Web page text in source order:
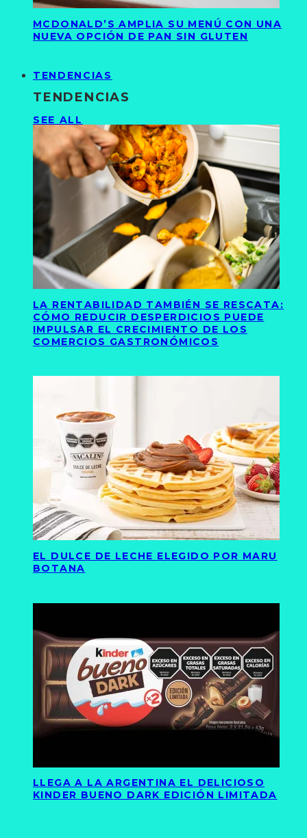
MCDONALD’S AMPLIA SU MENÚ CON UNA
NUEVA OPCIÓN DE PAN SIN GLUTEN
TENDENCIAS
TENDENCIAS
SEE ALL
LA RENTABILIDAD TAMBIÉN SE RESCATA:
CÓMO REDUCIR DESPERDICIOS PUEDE
IMPULSAR EL CRECIMIENTO DE LOS
COMERCIOS GASTRONÓMICOS
EL DULCE DE LECHE ELEGIDO POR MARU
BOTANA
LLEGA A LA ARGENTINA EL DELICIOSO
KINDER BUENO DARK EDICIÓN LIMITADA